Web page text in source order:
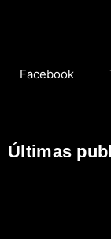
Facebook
Últimas